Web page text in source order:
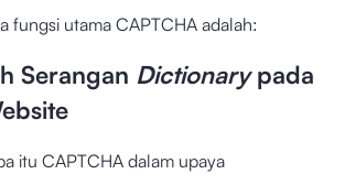
fungsi utama CAPTCHA adalah:
Serangan Dictionarypada
itu CAPTCHA dalam upaya